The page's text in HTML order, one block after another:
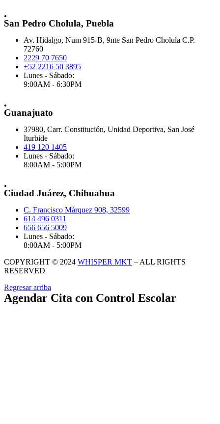
.
San Pedro Cholula, Puebla
Av. Hidalgo, Num 915-B, 9nte San Pedro Cholula C.P.
72760
2229 70 7650
+52 2216 50 3895
Lunes - Sábado:
9:00AM - 6:30PM
.
Guanajuato
37980, Carr. Constitución, Unidad Deportiva, San José
Iturbide
419 120 1405
Lunes - Sábado:
8:00AM - 5:00PM
.
Ciudad Juárez, Chihuahua
C. Francisco Márquez 908, 32599
614 496 0311
656 656 5009
Lunes - Sábado:
8:00AM - 5:00PM
COPYRIGHT © 2024 WHISPER MKT – ALL RIGHTS
RESERVED
Regresar arriba
Agendar Cita con Control Escolar